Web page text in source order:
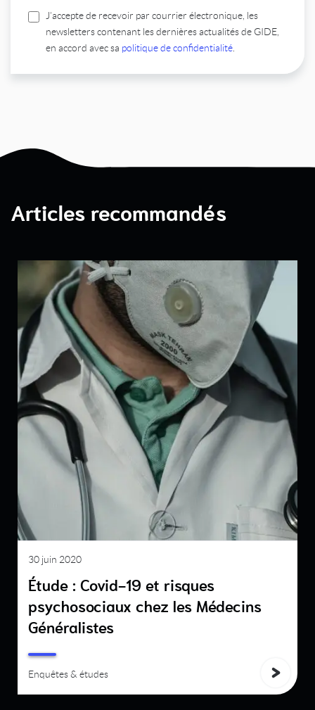
J’accepte de recevoir par courrier électronique, les
newsletters contenant les dernières actualités de GIDE,
en accord avec sa politique de confidentialité
Articles recommandés
30 juin 2020
Étude : Covid-19 et risques
psychosociaux chez les Médecins
Généralistes
Enquêtes & études